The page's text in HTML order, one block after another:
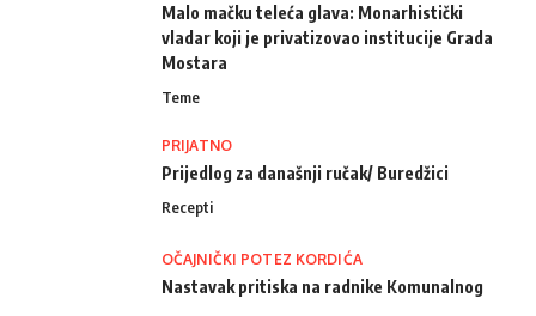
Malo mačku teleća glava: Monarhistički
vladar koji je privatizovao institucije Grada
Mostara
Teme
PRIJATNO
Prijedlog za današnji ručak/ Buredžici
Recepti
OČAJNIČKI POTEZ KORDIĆA
Nastavak pritiska na radnike Komunalnog